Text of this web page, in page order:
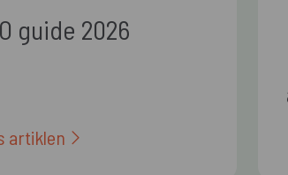
guide 2026
artiklen